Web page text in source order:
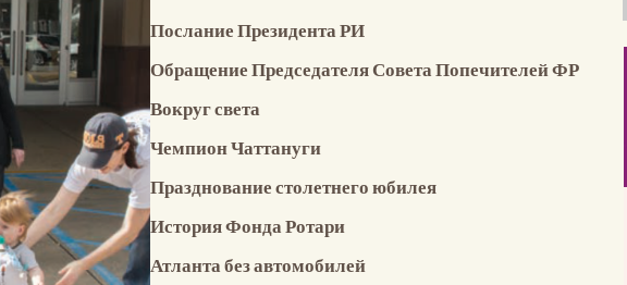
Послание Президента РИ
Обращение Председателя Совета Попечителей ФР
Вокруг света
Чемпион Чаттануги
Празднование столетнего юбилея
История Фонда Ротари
Атланта без автомобилей